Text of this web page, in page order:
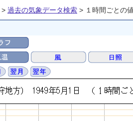
> 過去の気象データ検索 > １時間ごとの